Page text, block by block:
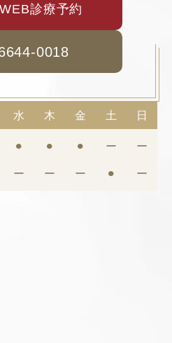
WEB診療予約
0018
水 木 金 土 日
⚫︎ ⚫︎ ⚫︎ ー ー
ー ー ー ⚫︎ ー